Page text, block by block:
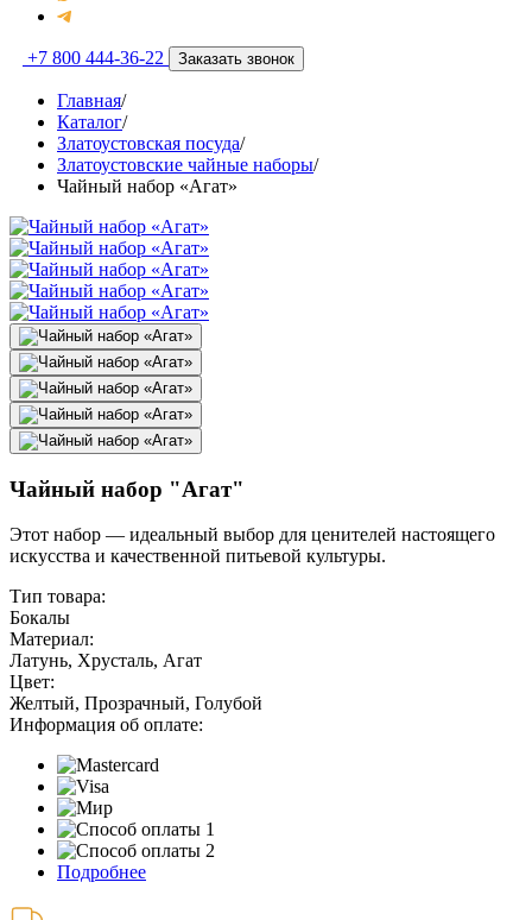
+7 800 444-36-22 Заказать звонок
Главная/
Каталог/
Златоустовская посуда/
Златоустовские чайные наборы/
Чайный набор «Агат»
Чайный набор "Агат"
Этот набор — идеальный выбор для ценителей настоящего
искусства и качественной питьевой культуры.
Тип товара:
Бокалы
Материал:
Латунь, Хрусталь, Агат
Цвет:
Желтый, Прозрачный, Голубой
Информация об оплате:
Подробнее